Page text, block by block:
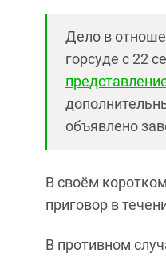
Дело в
горсуде с 22
объявлено
В своём
приговор в
В противном